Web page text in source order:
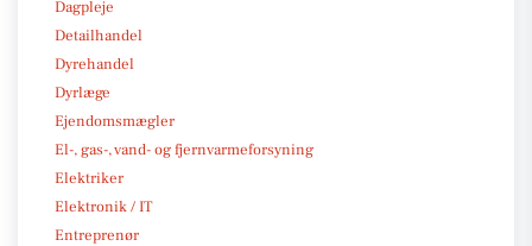
Dagpleje
Detailhandel
Dyrehandel
Dyrlæge
Ejendomsmægler
El-, gas-, vand- og fjernvarmeforsyning
Elektriker
Elektronik / IT
Entreprenør